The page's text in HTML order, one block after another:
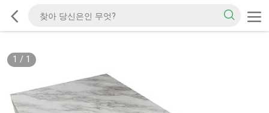
1 / 1